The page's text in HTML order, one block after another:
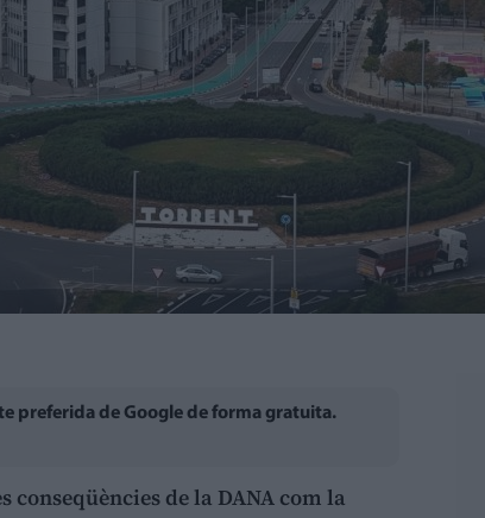
preferida de Google de forma gratuita.
conseqüències de la DANA com la